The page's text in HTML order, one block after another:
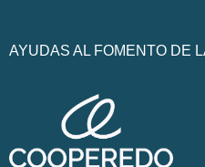
AYUDAS AL FOMENTO DE